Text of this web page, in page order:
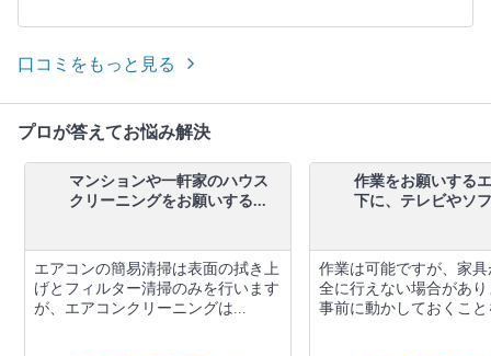
口コミをもっと見る
プロが答えてお悩み解決
マンションや一軒家のハウス
クリーニングをお願いする...
エアコンの簡易清掃は表面の拭き上
げとフィルター清掃のみを行います
が、エアコンクリーニングは...
作業をお願いする
下に、テレビやソ
作業は可能ですが、家
全に行えない場合があ
事前に動かしておくこ